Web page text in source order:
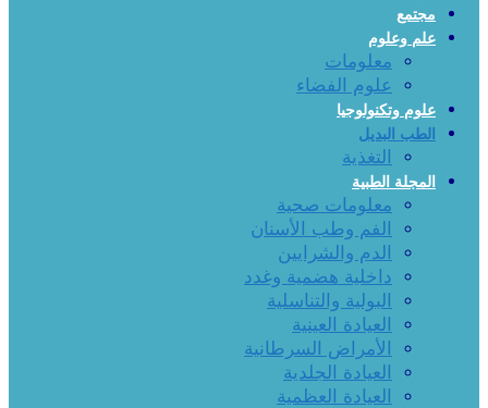
مجتمع
علم وعلوم
معلومات
علوم الفضاء
علوم وتكنولوجيا
الطب البديل
التغذية
المجلة الطبية
معلومات صحية
الفم وطب الأسنان
الدم والشرايين
داخلية هضمية وغدد
البولية والتناسلية
العيادة العينية
الأمراض السرطانية
العيادة الجلدية
العيادة العظمية